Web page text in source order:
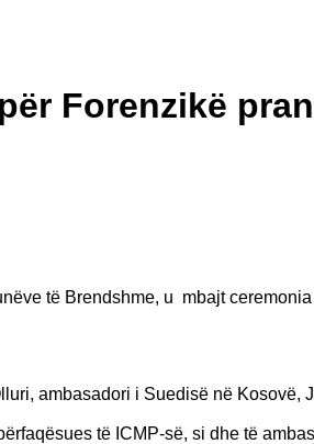
Forenzikë
të Brendshme, u mbajt
ambasadori i Suedisë në Kosovë,
të ICMP-së, si dhe të